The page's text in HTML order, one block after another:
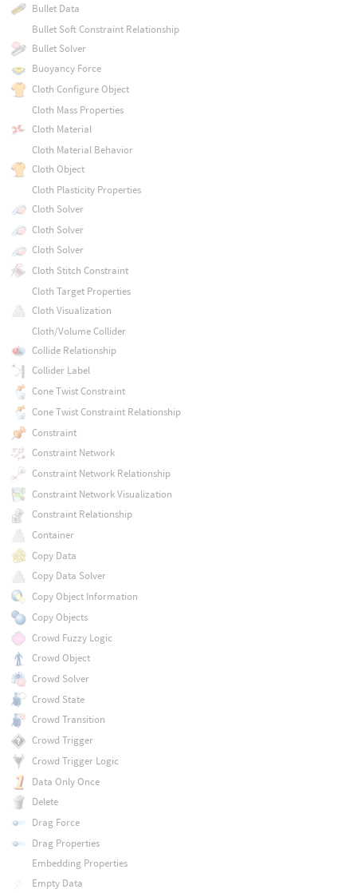
Bullet Data
Bullet Soft Constraint Relationship
Bullet Solver
Buoyancy Force
Cloth Configure Object
Cloth Mass Properties
Cloth Material
Cloth Material Behavior
Cloth Object
Cloth Plasticity Properties
Cloth Solver
Cloth Solver
Cloth Solver
Cloth Stitch Constraint
Cloth Target Properties
Cloth Visualization
Cloth/Volume Collider
Collide Relationship
Collider Label
Cone Twist Constraint
Cone Twist Constraint Relationship
Constraint
Constraint Network
Constraint Network Relationship
Constraint Network Visualization
Constraint Relationship
Container
Copy Data
Copy Data Solver
Copy Object Information
Copy Objects
Crowd Fuzzy Logic
Crowd Object
Crowd Solver
Crowd State
Crowd Transition
Crowd Trigger
Crowd Trigger Logic
Data Only Once
Delete
Drag Force
Drag Properties
Embedding Properties
Empty Data